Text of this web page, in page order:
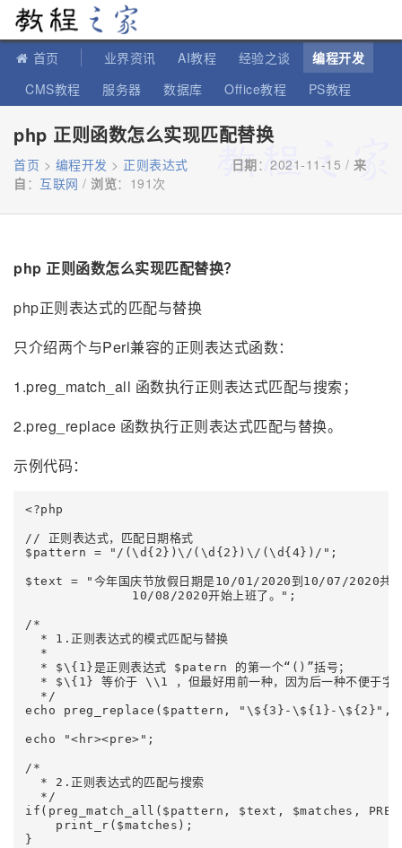
首页 业界资讯 AI教程 经验之谈
编程开发
CMS教程
服务器 数据库 Office教程
PS教程
php 正则函数怎么实现匹配替换
首页 > 编程开发 > 正则表达式 日期：2021-11-15 / 来
自 ： 互联网 / 浏览： 191次
php 正则函数怎么实现匹配替换？
php正则表达式的匹配与替换
只介绍两个与Perl兼容的正则表达式函数：
1.preg_match_all 函数执行正则表达式匹配与搜索；
2.preg_replace 函数执行正则表达式匹配与替换。
示例代码：
<?php
// 正则表达式，匹配日期格式
$pattern = "/(\d{2})\/(\d{2})\/(\d{4})/";
$text = "今年国庆节放假日期是10/01/2020到10/07/2020共7
              10/08/2020开始上班了。";
/*
  * 1.正则表达式的模式匹配与替换
  *
  * $\{1}是正则表达式 $patern 的第一个“()”括号；
* $\{1} 等价于 \\1 ，但最好用前一种，因为后一种不便于字
  */
echo preg_replace($pattern, "\${3}-\${1}-\${2}",
echo "<hr><pre>";
/*
  * 2.正则表达式的匹配与搜索
  */
if(preg_match_all($pattern, $text, $matches,
    print_r($matches);
}